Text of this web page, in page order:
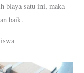
biaya satu ini, maka
baik.